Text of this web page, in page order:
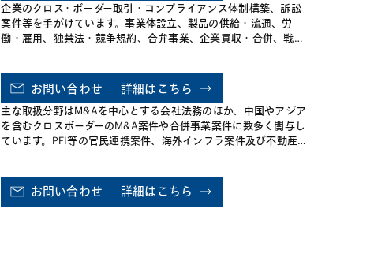
企業のクロス・ボーダー取引・コンプライアンス体制構築、訴訟
案件等を手がけています。事業体設立、製品の供給・流通、労
働・雇用、独禁法・競争規約、合弁事業、企業買収・合併、戦略
す。
お問い合わせ 詳細はこちら
主な取扱分野はM&Aを中心とする会社法務のほか、中国やアジア
を含むクロスボーダーのM&A案件や合併事業案件に数多く関与し
ています。PFI等の官民連携案件、海外インフラ案件及び不動産開
お問い合わせ 詳細はこちら